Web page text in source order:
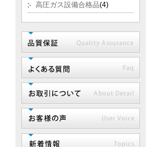
高圧ガス設備合格品(4)